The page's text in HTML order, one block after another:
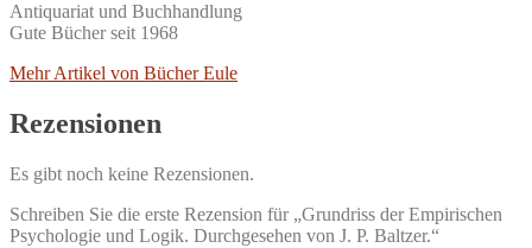
Antiquariat und Buchhandlung
Gute Bücher seit 1968
Mehr Artikel von Bücher Eule
Rezensionen
Es gibt noch keine Rezensionen.
Schreiben Sie die erste Rezension für „Grundriss der Empirischen
Psychologie und Logik. Durchgesehen von J. P. Baltzer.“